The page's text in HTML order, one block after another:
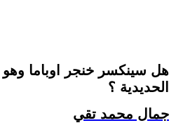
هل سينكسر خنجر اوباما
الحديدية ؟
جمال محمد تقي